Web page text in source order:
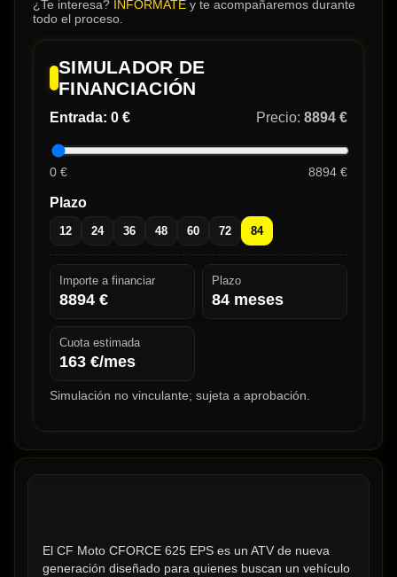
¿Te interesa? INFÓRMATE y te acompañaremos durante
todo el proceso.
SIMULADOR DE
FINANCIACIÓN
Entrada: 0 € Precio: 8894 €
0 € 8894 €
Plazo
12 24 36 48 60 72 84
Importe a financiar
8894 €
Plazo
84 meses
Cuota estimada
163 €/mes
Simulación no vinculante; sujeta a aprobación.
El CF Moto CFORCE 625 EPS es un ATV de nueva
generación diseñado para quienes buscan un vehículo